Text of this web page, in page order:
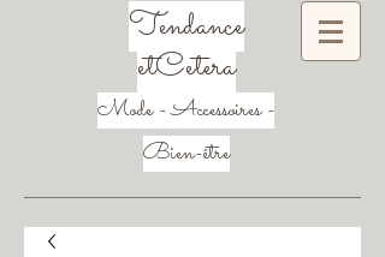
Tendance
etCetera
Mode - Accessoires -
Bien-être